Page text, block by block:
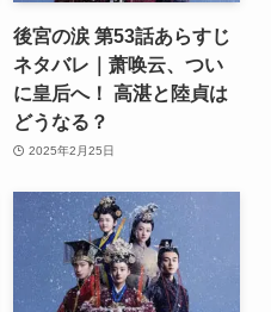
後宮の涙 第53話あらすじ
ネタバレ｜萧唤云、つい
に皇后へ！ 高湛と陸貞は
どうなる？
2025年2月25日